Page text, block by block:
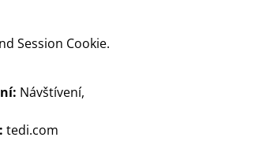
textilie
Session Cookie.
Návštívení,
tedi.com